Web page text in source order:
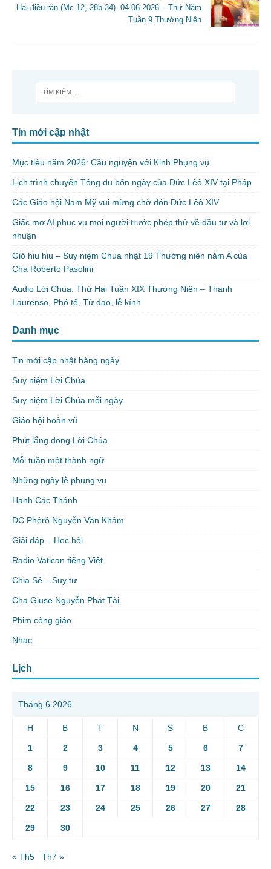
k
Hai điều răn (Mc 12, 28b-34)- 04.06.2026 – Thứ Năm
Tuần 9 Thường Niên
Tin mới cập nhật
Mục tiêu năm 2026: Cầu nguyện với Kinh Phụng vụ
Lịch trình chuyến Tông du bốn ngày của Đức Lêô XIV tại Pháp
Các Giáo hội Nam Mỹ vui mừng chờ đón Đức Lêô XIV
Giấc mơ AI phục vụ mọi người trước phép thử về đầu tư và lợi
nhuận
Gió hiu hiu – Suy niệm Chúa nhật 19 Thường niên năm A của
Cha Roberto Pasolini
Audio Lời Chúa: Thứ Hai Tuần XIX Thường Niên – Thánh
Laurenso, Phó tế, Tử đạo, lễ kính
Danh mục
Tin mới cập nhật hàng ngày
Suy niệm Lời Chúa
Suy niệm Lời Chúa mỗi ngày
Giáo hội hoàn vũ
Phút lắng đọng Lời Chúa
Mỗi tuần một thành ngữ
Những ngày lễ phụng vụ
Hạnh Các Thánh
ĐC Phêrô Nguyễn Văn Khảm
Giải đáp – Học hỏi
Radio Vatican tiếng Việt
Chia Sẻ – Suy tư
Cha Giuse Nguyễn Phát Tài
Phim công giáo
Nhạc
Lịch
Tháng 6 2026
H B T N S B C
1 2 3 4 5 6 7
8 9 10 11 12 13 14
15 16 17 18 19 20 21
22 23 24 25 26 27 28
29 30
« Th5 Th7 »